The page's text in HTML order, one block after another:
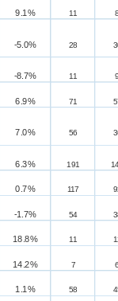
9.1% 11
-5.0% 28
-8.7% 11
6.9% 71
7.0% 56
6.3% 191
0.7% 117
-1.7% 54
18.8% 11
14.2% 7
1.1% 58